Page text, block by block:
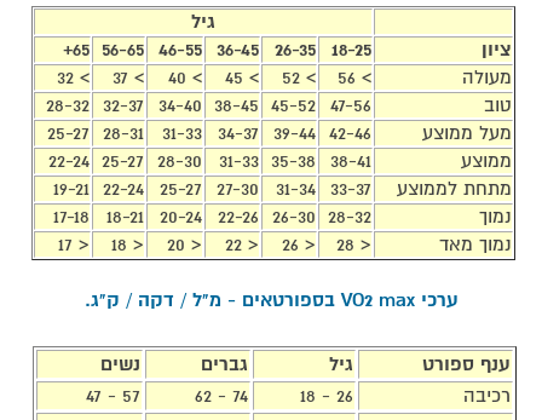
גיל
ציון
18-25
26-35
36-45
46-55
56-65
65+
מעולה
> 56
> 52
> 45
> 40
> 37
> 32
טוב
47-56
45-52
38-45
34-40
32-37
28-32
מעל ממוצע
42-46
39-44
34-37
31-33
28-31
25-27
ממוצע
38-41
35-38
31-33
28-30
25-27
22-24
מתחת לממוצע
33-37
31-34
27-30
25-27
22-24
19-21
נמוך
28-32
26-30
22-26
20-24
18-21
17-18
נמוך מאד
< 28
< 26
< 22
< 20
< 18
< 17
ענף ספורט גיל גברים
נשים
רכיבה
26 - 18
74 - 62
57 - 47
ערכי VO2 max בספורטאים - מ"ל / דקה / ק"ג.